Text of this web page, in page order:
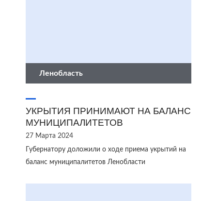
Ленобласть
УКРЫТИЯ ПРИНИМАЮТ НА БАЛАНС
МУНИЦИПАЛИТЕТОВ
27 Марта 2024
Губернатору доложили о ходе приема укрытий на
баланс муниципалитетов Ленобласти